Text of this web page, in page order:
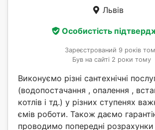
Львів
Особистість
Зареєстрований 9 років
Був на сайті 2 роки тому
Виконуємо різні сантехнічні
(водопостачання , опалення ,
котлів і тд.) у різних ступенях
ємів роботи. Також даємо
проводимо попередні